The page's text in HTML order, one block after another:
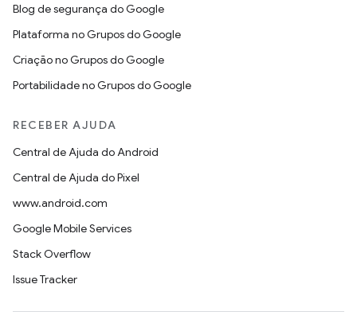
Blog de segurança do Google
Plataforma no Grupos do Google
Criação no Grupos do Google
Portabilidade no Grupos do Google
RECEBER AJUDA
Central de Ajuda do Android
Central de Ajuda do Pixel
www.android.com
Google Mobile Services
Stack Overflow
Issue Tracker